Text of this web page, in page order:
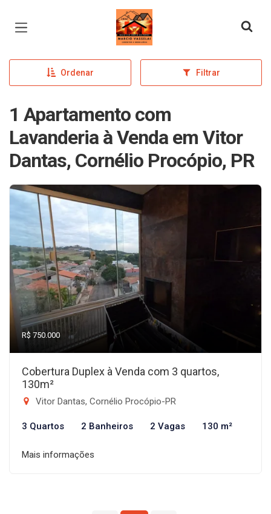
Página inicial
Ordenar Filtrar
1 Apartamento com
Lavanderia à Venda em Vitor
Dantas, Cornélio Procópio, PR
R$ 750.000
Cobertura Duplex à Venda com 3 quartos,
130m²
Vitor Dantas, Cornélio Procópio-PR
3 Quartos 2 Banheiros 2 Vagas 130 m²
Mais informações